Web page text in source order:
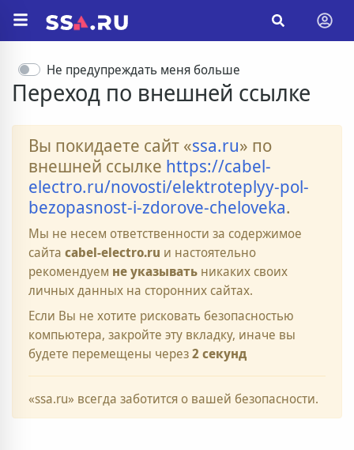
Переход по внешней ссылке
Не предупреждать меня больше
Вы покидаете сайт «ssa.ru» по
внешней ссылке https://cabel-
electro.ru/novosti/elektroteplyy-pol-
bezopasnost-i-zdorove-cheloveka.
Мы не несем ответственности за содержимое
сайта cabel-electro.ru и настоятельно
рекомендуем не указывать никаких своих
личных данных на сторонних сайтах.
Если Вы не хотите рисковать безопасностью
компьютера, закройте эту вкладку, иначе вы
будете перемещены через2секунд
«ssa.ru» всегда заботится о вашей безопасности.